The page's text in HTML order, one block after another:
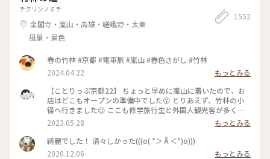
チクリンノミチ
金閣寺・嵐山・高雄・嵯峨野・太秦
風景・景色
1552
春の竹林 #京都 #電車旅 #嵐山 #春色さがし #竹林
2024.04.22
もっとみる
【ことりっぷ京都22】 ちょっと早めに嵐山に着いたので、お
店はどこもオープンの準備中でした😵 とりあえず、竹林の小
径へ行きました😊 ここも修学旅行生と外国人観光客が多く、
特に中国系の方の声が竹林の中に響いていました🤫 竹林の小
径には人力車専用の道が整備されており、外国人観光客を乗せ
た人力車に出会いました😄 #私のことりっぷ旅 #京都 #竹林の
小径 #人力車 令和５年５月21日撮影
2023.05.28
もっとみる
綺麗でした！ 清々しかった(((o( *＞Å＜*)o)))
2020.12.06
もっとみる